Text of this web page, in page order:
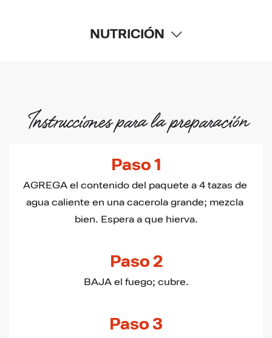
NUTRICIÓN
Instrucciones para la preparación
Paso 1
AGREGA el contenido del paquete a 4 tazas de
agua caliente en una cacerola grande; mezcla
bien. Espera a que hierva.
Paso 2
BAJA el fuego; cubre.
Paso 3